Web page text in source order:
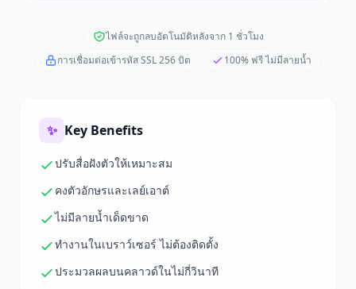
ไฟล์จะถูกลบอัตโนมัติหลังจาก 1 ชั่วโมง
การเชื่อมต่อเข้ารหัส SSL 256 บิต
100% ฟรี ไม่มีลายน้ำ
✨ Key Benefits
ปรับสื่อฝังตัวให้เหมาะสม
คงตัวอักษรและเลย์เอาต์
ไม่มีลายน้ำเด็ดขาด
ทำงานในเบราว์เซอร์ ไม่ต้องติดตั้ง
ประมวลผลบนคลาวด์ในไม่กี่วินาที